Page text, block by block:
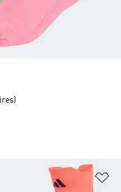
à la Liste de produits